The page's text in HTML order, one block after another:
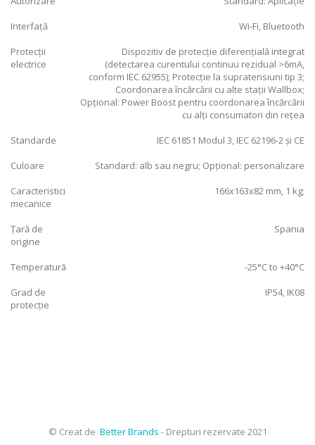
Interfață
Wi-Fi, Bluetooth
Protecții
electrice
Dispozitiv de protecție diferențială integrat
(detectarea curentului continuu rezidual >6mA,
conform IEC 62955); Protecție la supratensiuni tip 3;
Coordonarea încărcării cu alte stații Wallbox;
Opțional: Power Boost pentru coordonarea încărcării
cu alți consumatori din rețea
Standarde
IEC 61851 Modul 3, IEC 62196-2 și CE
Culoare
Standard: alb sau negru; Opțional: personalizare
Caracteristici
mecanice
166x163x82 mm, 1 kg;
Țară de
origine
Spania
Temperatură
-25°C to +40°C
Grad de
protecție
IP54, IK08
© Creat de Better Brands - Drepturi rezervate 2021